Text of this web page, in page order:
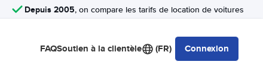
Depuis 2005, on compare les tarifs de location de voitures
FAQSoutien à la clientèle (FR) Connexion